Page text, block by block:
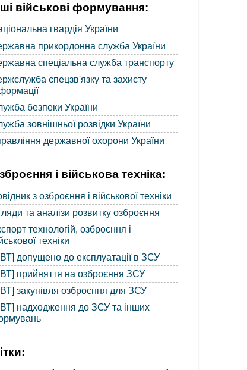
військові формування:
гвардія України
прикордонна служба України
спеціальна служба транспорту
спецзв'язку та захисту
безпеки України
зовнішньої розвідки України
державної охорони України
і військова техніка:
з озброєння і військової техніки
та аналізи розвитку озброєння
технологій, озброєння і
техніки
допущено до експлуатації в ЗСУ
прийняття на озброєння ЗСУ
закупівля озброєння для ЗСУ
надходження до ЗСУ та інших